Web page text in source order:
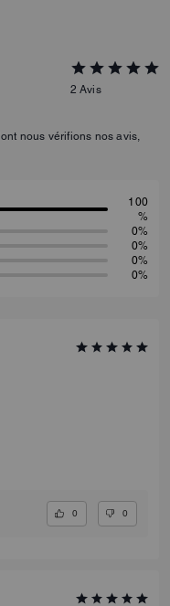
2 Avis
nous vérifions nos avis,
100
%
0%
0%
0%
0%
0 0